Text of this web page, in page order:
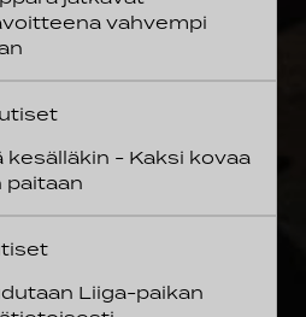
vahvempi
- Kaksi kovaa
Liiga-paikan